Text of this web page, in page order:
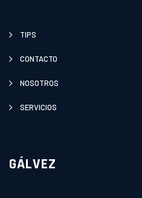
TIPS
CONTACTO
NOSOTROS
SERVICIOS
GÁLVEZ